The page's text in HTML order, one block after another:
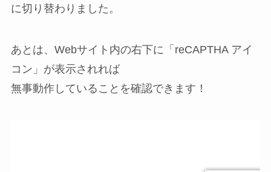
に切り替わりました。
あとは、Webサイト内の右下に「reCAPTHA アイ
コン」が表示されれば
無事動作していることを確認できます！